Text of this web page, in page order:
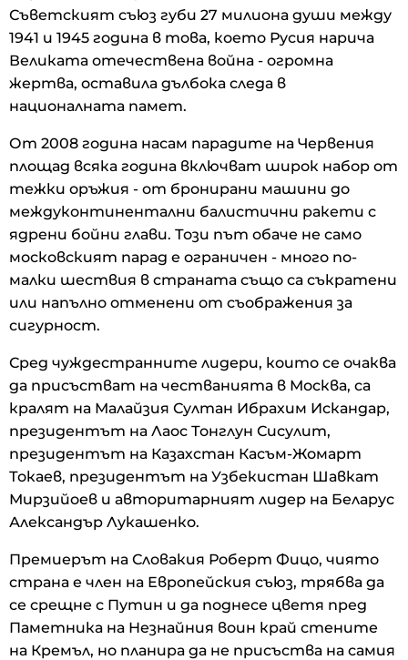
Съветският съюз губи 27 милиона души между
1941 и 1945 година в това, което Русия нарича
Великата отечествена война - огромна
жертва, оставила дълбока следа в
националната памет.
От 2008 година насам парадите на Червения
площад всяка година включват широк набор от
тежки оръжия - от бронирани машини до
междуконтинентални балистични ракети с
ядрени бойни глави. Този път обаче не само
московският парад е ограничен - много по-
малки шествия в страната също са съкратени
или напълно отменени от съображения за
сигурност.
Сред чуждестранните лидери, които се очаква
да присъстват на честванията в Москва, са
кралят на Малайзия Султан Ибрахим Искандар,
президентът на Лаос Тонглун Сисулит,
президентът на Казахстан Касъм-Жомарт
Токаев, президентът на Узбекистан Шавкат
Мирзийоев и авторитарният лидер на Беларус
Александър Лукашенко.
Премиерът на Словакия Роберт Фицо, чиято
страна е член на Европейския съюз, трябва да
се срещне с Путин и да поднесе цветя пред
Паметника на Незнайния воин край стените
на Кремъл, но планира да не присъства на самия